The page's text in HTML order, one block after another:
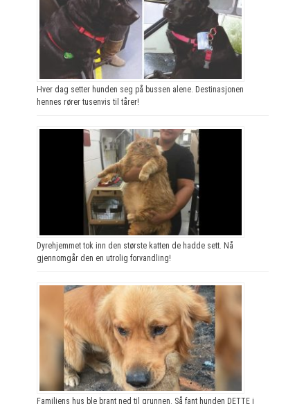
Hver dag setter hunden seg på bussen alene. Destinasjonen
hennes rører tusenvis til tårer!
Dyrehjemmet tok inn den største katten de hadde sett. Nå
gjennomgår den en utrolig forvandling!
Familiens hus ble brant ned til grunnen. Så fant hunden DETTE i